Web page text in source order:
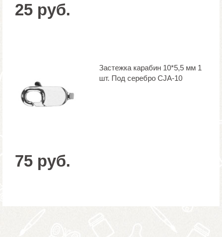
25 руб.
Застежка карабин 10*5,5 мм 1
шт. Под серебро CJA-10
75 руб.